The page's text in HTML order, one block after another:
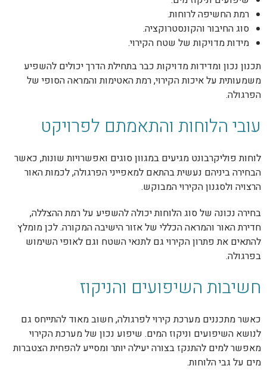
רמת החשיפה לרוחות.
סוג החיבור והקונסטרוקציה.
מידות מדויקות של שטח הקירוי.
תכנון נכון ומדידות מדויקות כבר בתחילת הדרך יכולים להשפיע
משמעותית על איכות הקירוי, רמת האטימות והמראה הסופי של
הפרגולה.
עובי הלוחות והתאמתם לפרויקט
לוחות פוליקרבונט מגיעים במגוון סוגים ואפשרויות שונות, כאשר
הבחירה ביניהם נעשית בהתאם למאפייני הפרגולה, לכמות האור
הרצויה ולסגנון הקירוי המבוקש.
בחירה נכונה של סוג הלוחות יכולה להשפיע על רמת ההצללה,
חדירת האור והמראה הכללי של אזור הישיבה המקורה. לכן מומלץ
להתאים את פתרון הקירוי גם לתנאי השטח וגם לאופי השימוש
בפרגולה.
חשיבות השיפועים והניקוז
כאשר מתכננים מערכת קירוי לפרגולה, חשוב מאוד להתייחס גם
לנושא השיפועים וניקוז המים. שיפוע נכון של מערכת הקירוי
מאפשר למים להתנקז בצורה יעילה יותר ומסייע להפחית הצטברות
מים על גבי הלוחות.